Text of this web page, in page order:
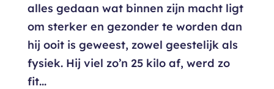
alles gedaan wat binnen zijn macht ligt
om sterker en gezonder te worden dan
hij ooit is geweest, zowel geestelijk als
fysiek. Hij viel zo’n 25 kilo af, werd zo
fit...